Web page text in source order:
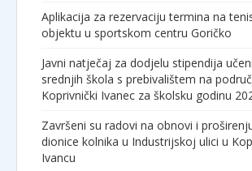
Aplikacija za rezervaciju termina na
objektu u sportskom centru Goričko
Javni natječaj za dodjelu stipendija
srednjih škola s prebivalištem na
Koprivnički Ivanec za školsku godinu
Završeni su radovi na obnovi i
dionice kolnika u Industrijskoj ulici u
Ivancu